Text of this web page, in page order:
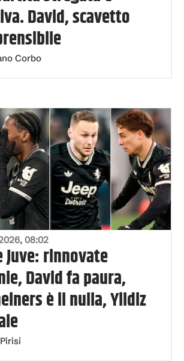
David, scavetto
Corbo
08:02
Juve: rinnovate
David fa paura,
è il nulla, Yildiz